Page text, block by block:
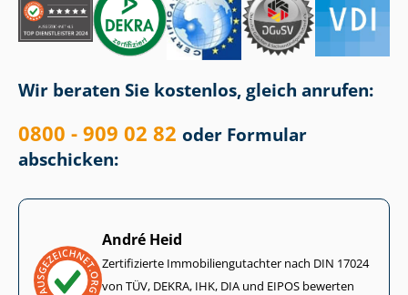
Wir beraten Sie kostenlos, gleich anrufen:
0800 - 909 02 82 oder Formular
abschicken:
André Heid
Zertifizierte Im­mo­bi­li­en­gut­ach­ter nach DIN 17024
von TÜV, DEKRA, IHK, DIA und EIPOS bewerten